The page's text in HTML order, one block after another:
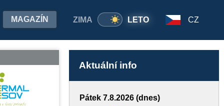
ZIMA LETO
MAGAZÍN CZ
Aktuální info
Pátek 7.8.2026 (dnes)